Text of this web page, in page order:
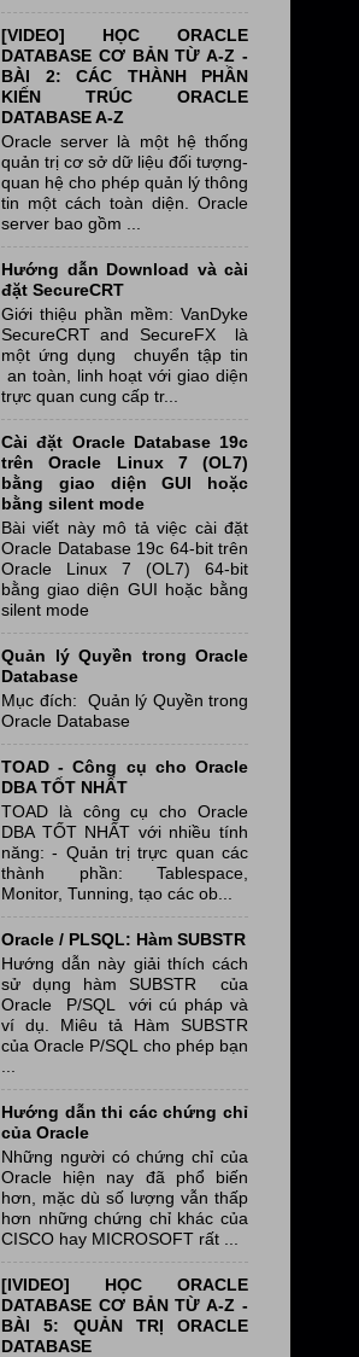
[VIDEO] HỌC ORACLE
DATABASE CƠ BẢN TỪ A-Z -
BÀI 2: CÁC THÀNH PHẦN
KIẾN TRÚC ORACLE
DATABASE A-Z
Oracle server là một hệ thống
quản trị cơ sở dữ liệu đối tượng-
quan hệ cho phép quản lý thông
tin một cách toàn diện. Oracle
server bao gồm ...
Hướng dẫn Download và cài
đặt SecureCRT
Giới thiệu phần mềm: VanDyke
SecureCRT and SecureFX là
một ứng dụng chuyển tập tin
an toàn, linh hoạt với giao diện
trực quan cung cấp tr...
Cài đặt Oracle Database 19c
trên Oracle Linux 7 (OL7)
bằng giao diện GUI hoặc
bằng silent mode
Bài viết này mô tả việc cài đặt
Oracle Database 19c 64-bit trên
Oracle Linux 7 (OL7) 64-bit
bằng giao diện GUI hoặc bằng
silent mode
Quản lý Quyền trong Oracle
Database
Mục đích: Quản lý Quyền trong
Oracle Database
TOAD - Công cụ cho Oracle
DBA TỐT NHẤT
TOAD là công cụ cho Oracle
DBA TỐT NHẤT với nhiều tính
năng: - Quản trị trực quan các
thành phần: Tablespace,
Monitor, Tunning, tạo các ob...
Oracle / PLSQL: Hàm SUBSTR
Hướng dẫn này giải thích cách
sử dụng hàm SUBSTR của
Oracle P/SQL với cú pháp và
ví dụ. Miêu tả Hàm SUBSTR
của Oracle P/SQL cho phép bạn
Hướng dẫn thi các chứng chỉ
của Oracle
Những người có chứng chỉ của
Oracle hiện nay đã phổ biến
hơn, mặc dù số lượng vẫn thấp
hơn những chứng chỉ khác của
CISCO hay MICROSOFT rất ...
[IVIDEO] HỌC ORACLE
DATABASE CƠ BẢN TỪ A-Z -
BÀI 5: QUẢN TRỊ ORACLE
DATABASE